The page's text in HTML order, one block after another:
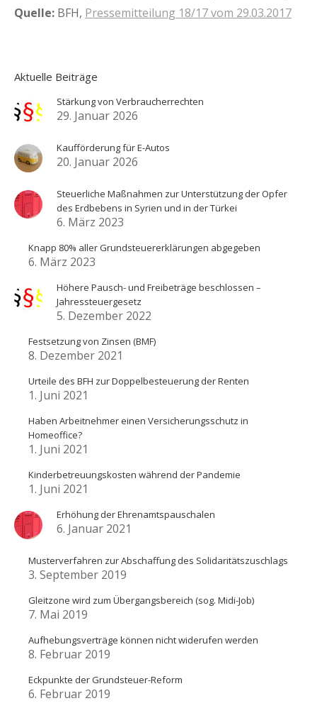
Quelle: BFH, Pressemitteilung 18/17 vom 29.03.2017
Aktuelle Beiträge
Stärkung von Verbraucherrechten
29. Januar 2026
Kaufförderung für E-Autos
20. Januar 2026
Steuerliche Maßnahmen zur Unterstützung der Opfer
des Erdbebens in Syrien und in der Türkei
6. März 2023
Knapp 80% aller Grundsteuererklärungen abgegeben
6. März 2023
Höhere Pausch- und Freibeträge beschlossen –
Jahressteuergesetz
5. Dezember 2022
Festsetzung von Zinsen (BMF)
8. Dezember 2021
Urteile des BFH zur Doppelbesteuerung der Renten
1. Juni 2021
Haben Arbeitnehmer einen Versicherungsschutz in
Homeoffice?
1. Juni 2021
Kinderbetreuungskosten während der Pandemie
1. Juni 2021
Erhöhung der Ehrenamtspauschalen
6. Januar 2021
Musterverfahren zur Abschaffung des Solidaritätszuschlags
3. September 2019
Gleitzone wird zum Übergangsbereich (sog. Midi-Job)
7. Mai 2019
Aufhebungsverträge können nicht widerufen werden
8. Februar 2019
Eckpunkte der Grundsteuer-Reform
6. Februar 2019